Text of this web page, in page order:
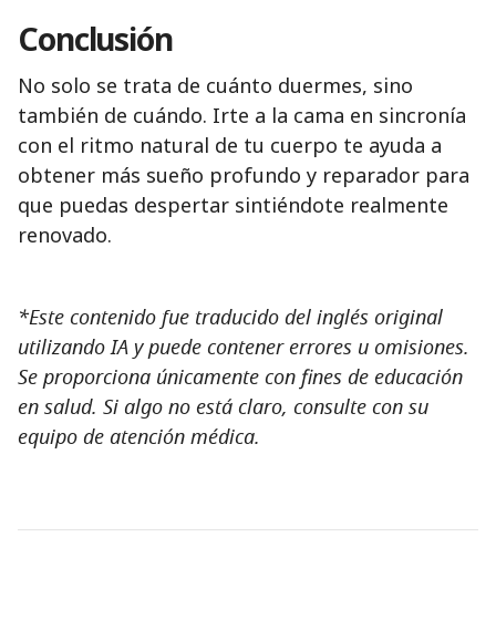
Conclusión
No solo se trata de cuánto duermes, sino
también de cuándo. Irte a la cama en sincronía
con el ritmo natural de tu cuerpo te ayuda a
obtener más sueño profundo y reparador para
que puedas despertar sintiéndote realmente
renovado.
*Este contenido fue traducido del inglés original
utilizando IA y puede contener errores u omisiones.
Se proporciona únicamente con fines de educación
en salud. Si algo no está claro, consulte con su
equipo de atención médica.